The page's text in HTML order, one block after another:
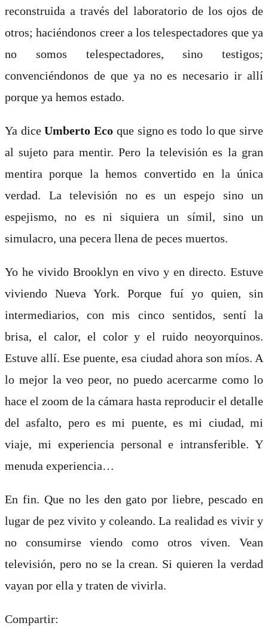
reconstruida a través del laboratorio de los ojos de
otros; haciéndonos creer a los telespectadores que ya
no somos telespectadores, sino testigos;
convenciéndonos de que ya no es necesario ir allí
porque ya hemos estado.
Ya diceUmberto Eco que signo es todo lo que sirve
al sujeto para mentir. Pero la televisión es la gran
mentira porque la hemos convertido en la única
verdad. La televisión no es un espejo sino un
espejismo, no es ni siquiera un símil, sino un
simulacro, una pecera llena de peces muertos.
Yo he vivido Brooklyn en vivo y en directo. Estuve
viviendo Nueva York. Porque fuí yo quien, sin
intermediarios, con mis cinco sentidos, sentí la
brisa, el calor, el color y el ruido neoyorquinos.
Estuve allí. Ese puente, esa ciudad ahora son míos. A
lo mejor la veo peor, no puedo acercarme como lo
hace el zoom de la cámara hasta reproducir el detalle
del asfalto, pero es mi puente, es mi ciudad, mi
viaje, mi experiencia personal e intransferible. Y
menuda experiencia…
En fin. Que no les den gato por liebre, pescado en
lugar de pez vivito y coleando. La realidad es vivir y
no consumirse viendo como otros viven. Vean
televisión, pero no se la crean. Si quieren la verdad
vayan por ella y traten de vivirla.
Compartir: